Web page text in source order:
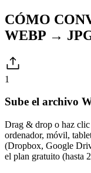
CÓMO
WEBP →
1
Sube el archivo
Drag & drop o haz
ordenador, móvil,
(Dropbox, Google
el plan gratuito (hasta